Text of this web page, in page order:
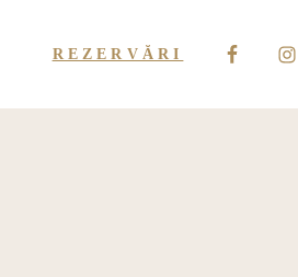
REZERVĂRI